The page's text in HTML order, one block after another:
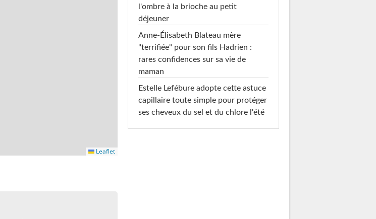
Leaflet
l'ombre à la brioche au petit
déjeuner
Anne-Élisabeth Blateau mère
"terrifiée" pour son fils Hadrien :
rares confidences sur sa vie de
maman
Estelle Lefébure adopte cette astuce
capillaire toute simple pour protéger
ses cheveux du sel et du chlore l'été